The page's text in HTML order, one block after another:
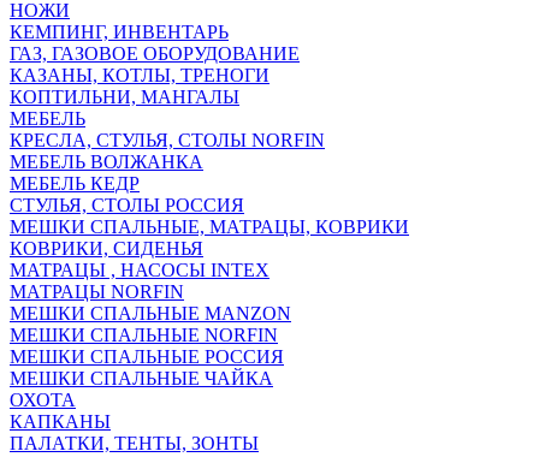
НОЖИ
КЕМПИНГ, ИНВЕНТАРЬ
ГАЗ, ГАЗОВОЕ ОБОРУДОВАНИЕ
КАЗАНЫ, КОТЛЫ, ТРЕНОГИ
КОПТИЛЬНИ, МАНГАЛЫ
МЕБЕЛЬ
КРЕСЛА, СТУЛЬЯ, СТОЛЫ NORFIN
МЕБЕЛЬ ВОЛЖАНКА
МЕБЕЛЬ КЕДР
СТУЛЬЯ, СТОЛЫ РОССИЯ
МЕШКИ СПАЛЬНЫЕ, МАТРАЦЫ, КОВРИКИ
КОВРИКИ, СИДЕНЬЯ
МАТРАЦЫ , НАСОСЫ INTEX
МАТРАЦЫ NORFIN
МЕШКИ СПАЛЬНЫЕ MANZON
МЕШКИ СПАЛЬНЫЕ NORFIN
МЕШКИ СПАЛЬНЫЕ РОССИЯ
МЕШКИ СПАЛЬНЫЕ ЧАЙКА
ОХОТА
КАПКАНЫ
ПАЛАТКИ, ТЕНТЫ, ЗОНТЫ